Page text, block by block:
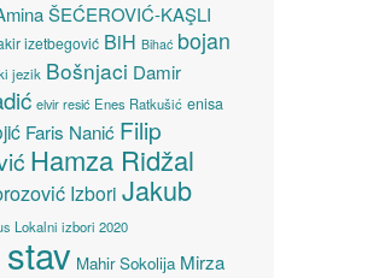
ŠEĆEROVIĆ-KAŞLI
izetbegović BiH Bihać bojan
jezik Bošnjaci Damir
elvir resić Enes Ratkušić enisa
Faris Nanić Filip
Hamza Ridžal
Izbori Jakub
Lokalni izbori 2020
Mahir Sokolija Mirza